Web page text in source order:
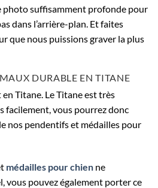
photo suffisamment profonde pour
dans l’arrière-plan. Et faites
que nous puissions graver la plus
DURABLE EN TITANE
Titane. Le Titane est très
facilement, vous pourrez donc
nos pendentifs et médailles pour
médailles pour chien ne
vous pouvez également porter ce